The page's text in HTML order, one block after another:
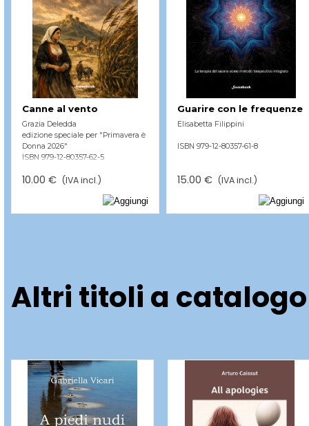
Canne al vento
Grazia Deledda
edizione speciale per "Primavera è
Donna 2026"
ISBN 979-12-80357-62-5
10.00 € (IVA incl.)
Guarire con le frequenze
Elisabetta Filippini
ISBN 979-12-80357-61-8
15.00 € (IVA incl.)
Altri titoli a catalogo